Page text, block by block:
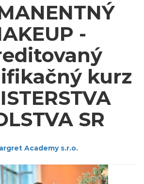
-
kurz
SR
Academy s.r.o.